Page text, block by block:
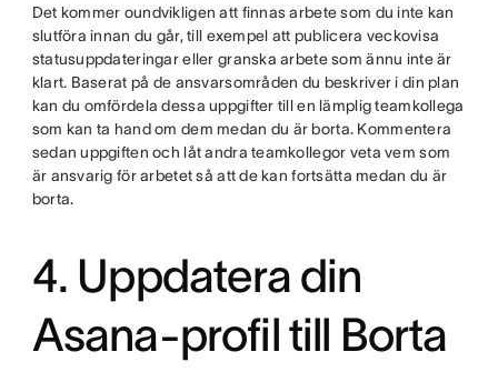
Det kommer oundvikligen att finnas arbete som du inte kan
slutföra innan du går, till exempel att publicera veckovisa
statusuppdateringar eller granska arbete som ännu inte är
klart. Baserat på de ansvarsområden du beskriver i din plan
kan du omfördela dessa uppgifter till en lämplig teamkollega
som kan ta hand om dem medan du är borta. Kommentera
sedan uppgiften och låt andra teamkollegor veta vem som
är ansvarig för arbetet så att de kan fortsätta medan du är
borta.
4. Uppdatera din
Asana-profil till Borta